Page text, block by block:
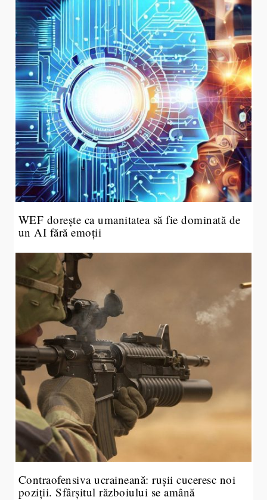
WEF dorește ca umanitatea să fie dominată de
un AI fără emoții
Contraofensiva ucraineană: rușii cuceresc noi
poziții. Sfârșitul războiului se amână